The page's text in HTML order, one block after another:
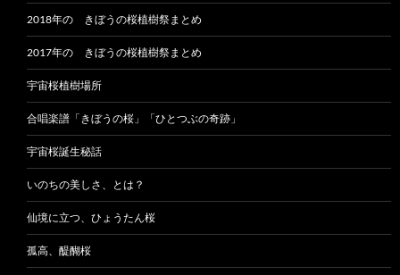
2018年の きぼうの桜植樹祭まとめ
2017年の きぼうの桜植樹祭まとめ
宇宙桜植樹場所
合唱楽譜「きぼうの桜」「ひとつぶの奇跡」
宇宙桜誕生秘話
いのちの美しさ、とは？
仙境に立つ、ひょうたん桜
孤高、醍醐桜